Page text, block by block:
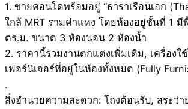
1. ขายคอนโดพร้อมอยู่ “ธาราเรือนเอก
ใกล้ MRT รามคำแหง โดยห้องอยู่ชั้นที่ 1 มี
ตร.ม. ขนาด 3 ห้องนอน 2 ห้องน้ำ
2. ราคานี้รวมงานตกแต่งเพิ่มเติม, เครื่องใ
เฟอร์นิเจอร์ที่อยู่ในห้องทั้งหมด (Fully
.
สิ่งอำนวยความสะดวก: โถงต้อนรับ, สระว่